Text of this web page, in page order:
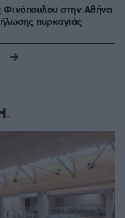
Φινόπουλου στην Αθήνα
πυρκαγιάς